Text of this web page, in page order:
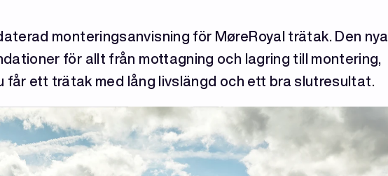
monteringsanvisning för MøreRoyal trätak. Den nya
för allt från mottagning och lagring till montering,
får ett trätak med lång livslängd och ett bra slutresultat.